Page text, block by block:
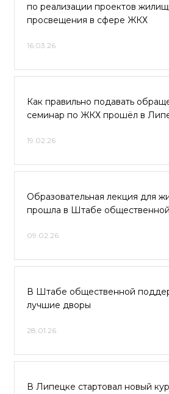
по реализации проектов
просвещения в сфере ЖКХ
16.03.26
Как правильно подавать
семинар по ЖКХ прошёл в
19.02.26
Образовательная лекция для
прошла в Штабе
09.02.26
В Штабе общественной
лучшие дворы
28.01.26
В Липецке стартовал новый